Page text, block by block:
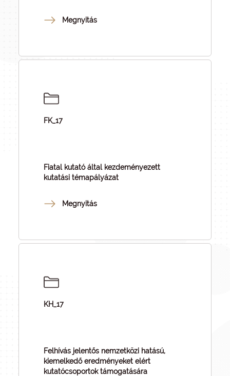
Megnyitás
FK_17
Fiatal kutató által kezdeményezett
kutatási témapályázat
Megnyitás
KH_17
Felhívás jelentős nemzetközi hatású,
kiemelkedő eredményeket elért
kutatócsoportok támogatására